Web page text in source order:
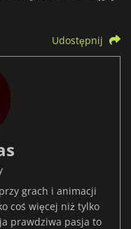
Udostępnij
grach i animacji
coś więcej niż tylko
prawdziwa pasja to